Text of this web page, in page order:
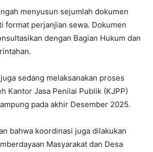
menyusun sejumlah dokumen
format perjanjian sewa. Dokumen
dengan Bagian Hukum dan
sedang melaksanakan proses
Kantor Jasa Penilai Publik (KJPP)
pada akhir Desember 2025.
bahwa koordinasi juga dilakukan
Masyarakat dan Desa